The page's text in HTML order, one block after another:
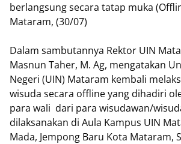
berlangsung secara tatap muka
Mataram, (30/07)
Dalam sambutannya Rektor UIN
Masnun Taher, M. Ag, mengatakan
Negeri (UIN) Mataram kembali
wisuda secara offline yang dihadiri
para wali dari para wisudawan/
dilaksanakan di Aula Kampus UIN
Mada, Jempong Baru Kota Mataram,